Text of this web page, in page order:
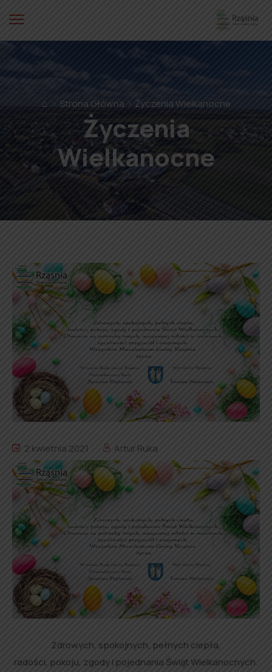
⌂ Strona Główna Życzenia Wielkanocne
Życzenia
Wielkanocne
2 kwietnia 2021 Artur Ruka
Zdrowych, spokojnych, pełnych ciepła,
radości, pokoju, zgody i pojednania Świąt Wielkanocnych.